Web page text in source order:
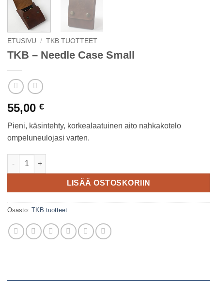
ETUSIVU / TKB TUOTTEET
TKB – Needle Case Small
55,00 €
Pieni, käsintehty, korkealaatuinen aito nahkakotelo
ompeluneulojasi varten.
TKB - Needle Case Small määrä
LISÄÄ OSTOSKORIIN
Osasto: TKB tuotteet